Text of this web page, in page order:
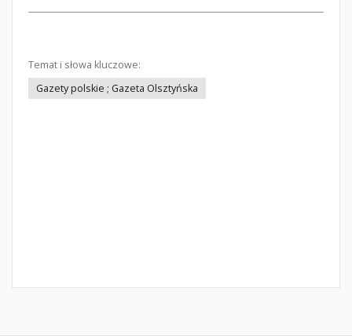
Temat i słowa kluczowe:
Gazety polskie ; Gazeta Olsztyńska